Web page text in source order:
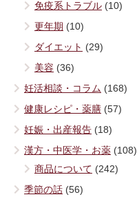
免疫系トラブル (10)
更年期 (10)
ダイエット (29)
美容 (36)
妊活相談・コラム (168)
健康レシピ・薬膳 (57)
妊娠・出産報告 (18)
漢方・中医学・お薬 (108)
商品について (242)
季節の話 (56)